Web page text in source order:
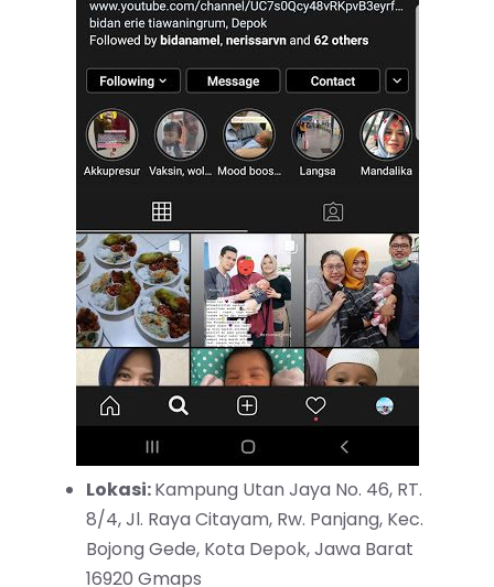
Lokasi:Kampung Utan Jaya No. 46, RT.
8/4, Jl. Raya Citayam, Rw. Panjang, Kec.
Bojong Gede, Kota Depok, Jawa Barat
16920 Gmaps